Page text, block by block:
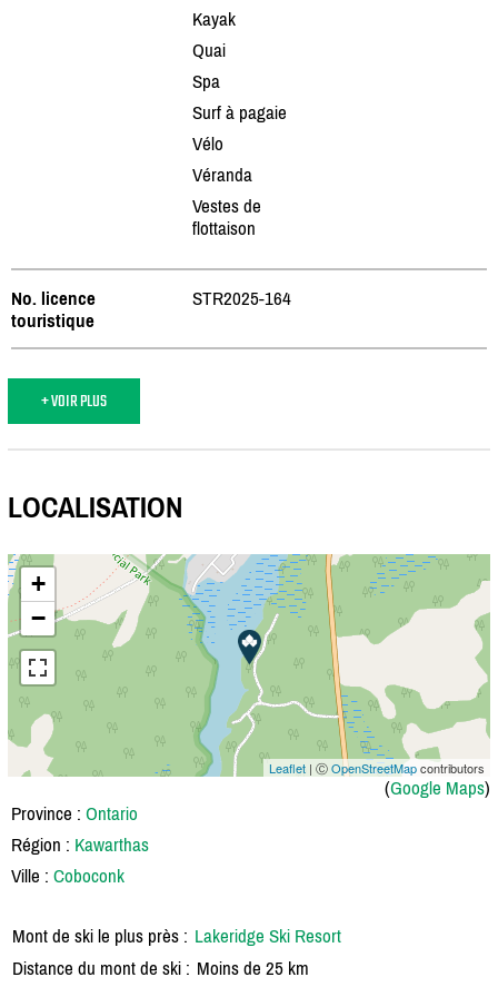
Kayak
Quai
Spa
Surf à pagaie
Vélo
Véranda
Vestes de
flottaison
No. licence
touristique
STR2025-164
+ VOIR PLUS
LOCALISATION
+
−
Leaflet | ⒸOpenStreetMapcontributors
(Google Maps)
Province : Ontario
Région : Kawarthas
Ville : Coboconk
Mont de ski le plus près : Lakeridge Ski Resort
Distance du mont de ski : Moins de 25 km